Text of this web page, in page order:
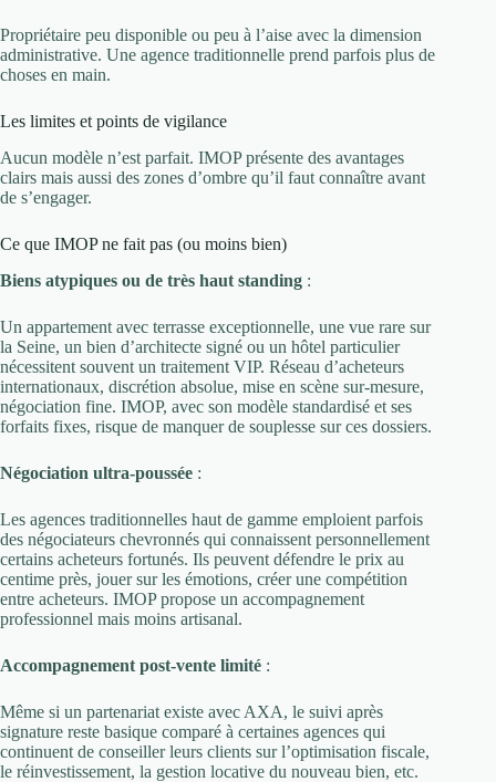
Propriétaire peu disponible ou peu à l’aise avec la dimension
administrative. Une agence traditionnelle prend parfois plus de
choses en main.
Les limites et points de vigilance
Aucun modèle n’est parfait. IMOP présente des avantages
clairs mais aussi des zones d’ombre qu’il faut connaître avant
de s’engager.
Ce que IMOP ne fait pas (ou moins bien)
Biens atypiques ou de très haut standing :
Un appartement avec terrasse exceptionnelle, une vue rare sur
la Seine, un bien d’architecte signé ou un hôtel particulier
nécessitent souvent un traitement VIP. Réseau d’acheteurs
internationaux, discrétion absolue, mise en scène sur-mesure,
négociation fine. IMOP, avec son modèle standardisé et ses
forfaits fixes, risque de manquer de souplesse sur ces dossiers.
Négociation ultra-poussée :
Les agences traditionnelles haut de gamme emploient parfois
des négociateurs chevronnés qui connaissent personnellement
certains acheteurs fortunés. Ils peuvent défendre le prix au
centime près, jouer sur les émotions, créer une compétition
entre acheteurs. IMOP propose un accompagnement
professionnel mais moins artisanal.
Accompagnement post-vente limité :
Même si un partenariat existe avec AXA, le suivi après
signature reste basique comparé à certaines agences qui
continuent de conseiller leurs clients sur l’optimisation fiscale,
le réinvestissement, la gestion locative du nouveau bien, etc.